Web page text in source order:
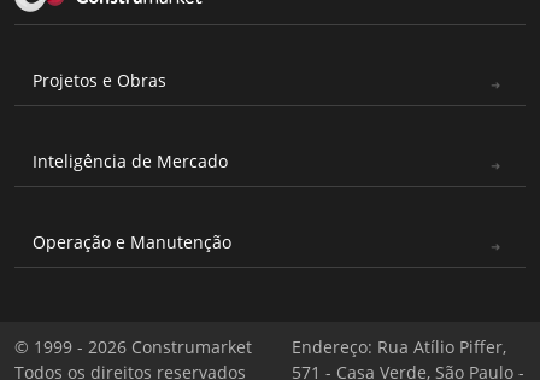
Projetos e Obras
Inteligência de Mercado
Operação e Manutenção
© 1999 - 2026 Construmarket
Todos os direitos reservados
Endereço: Rua Atílio Piffer,
571 - Casa Verde, São Paulo -